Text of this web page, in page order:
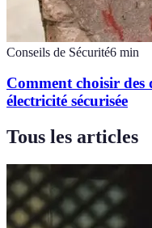
Conseils de Sécurité6 min
Comment choisir des
électricité sécurisée
Tous les articles